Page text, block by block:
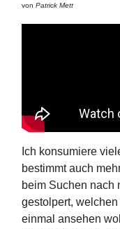
von Patrick Mett
Ich konsumiere
bestimmt auch
beim Suchen nach
gestolpert,
einmal ansehen